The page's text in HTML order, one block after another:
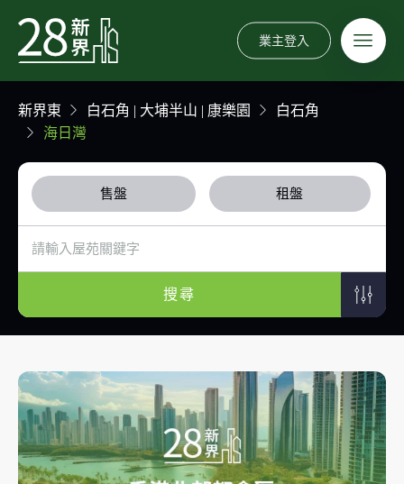
業主登入
新界東 白石角 | 大埔半山 | 康樂園
白石角
海日灣
售盤 租盤
搜尋